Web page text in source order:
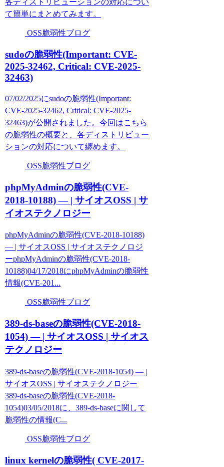
各ディストリビューションの対応につい
て簡単にまとめてみます。
OSS脆弱性ブログ
sudoの脆弱性(Important: CVE-
2025-32462, Critical: CVE-2025-
32463)
07/02/2025にsudoの脆弱性(Important:
CVE-2025-32462, Critical: CVE-2025-
32463)が公開されました。今回はこちら
の脆弱性の概要と、各ディストリビュー
ションの対応について纏めます。
OSS脆弱性ブログ
phpMyAdminの脆弱性(CVE-
2018-10188) — | サイオスOSS | サ
イオステクノロジー
phpMyAdminの脆弱性(CVE-2018-10188)
— | サイオスOSS | サイオステクノロジ
ーphpMyAdminの脆弱性(CVE-2018-
10188)04/17/2018にphpMyAdminの脆弱性
情報(CVE-201...
OSS脆弱性ブログ
389-ds-baseの脆弱性(CVE-2018-
1054) — | サイオスOSS | サイオス
テクノロジー
389-ds-baseの脆弱性(CVE-2018-1054) — |
サイオスOSS | サイオステクノロジー
389-ds-baseの脆弱性(CVE-2018-
1054)03/05/2018に、389-ds-baseに関して
脆弱性の情報(C...
OSS脆弱性ブログ
linux kernelの脆弱性( CVE-2017-